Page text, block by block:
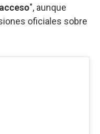
", aunque
oficiales sobre